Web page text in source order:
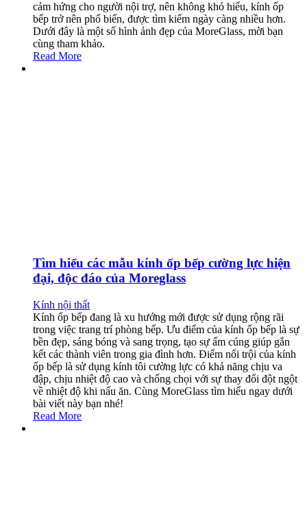
cảm hứng cho người nội trợ, nên không khó hiểu, kính ốp
bếp trở nên phổ biến, được tìm kiếm ngày càng nhiều hơn.
Dưới đây là một số hình ảnh đẹp của MoreGlass, mời bạn
cùng tham khảo.
Read More
Tìm hiểu các mẫu kính ốp bếp cường lực hiện
đại, độc đáo của Moreglass
Kính nội thất
Kính ốp bếp đang là xu hướng mới được sử dụng rộng rãi
trong việc trang trí phòng bếp. Ưu điểm của kính ốp bếp là sự
bền đẹp, sáng bóng và sang trọng, tạo sự ấm cúng giúp gắn
kết các thành viên trong gia đình hơn. Điểm nổi trội của kính
ốp bếp là sử dụng kính tôi cường lực có khả năng chịu va
đập, chịu nhiệt độ cao và chống chọi với sự thay đổi đột ngột
về nhiệt độ khi nấu ăn. Cùng MoreGlass tìm hiểu ngay dưới
bài viết này bạn nhé!
Read More